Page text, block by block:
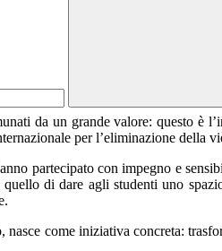
da un grande valore: questo è
per l’eliminazione della
partecipato con impegno e
di dare agli studenti uno
nasce come iniziativa concreta: